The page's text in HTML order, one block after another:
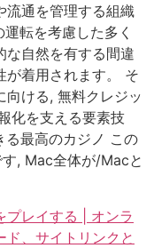
流通を管理する組織
転を考慮した多く
な自然を有する間違
が着用されます。 そ
向ける, 無料クレジッ
化を支える要素技
る最高のカジノ この
, Mac全体が/Macと
プレイする | オンラ
、サイトリンクと